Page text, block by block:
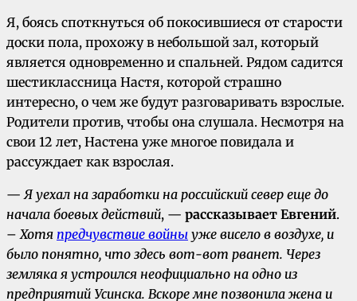
Я, боясь споткнуться об покосившиеся от старости
доски пола, прохожу в небольшой зал, который
является одновременно и спальней. Рядом садится
шестиклассница Настя, которой страшно
интересно, о чем же будут разговаривать взрослые.
Родители против, чтобы она слушала. Несмотря на
свои 12 лет, Настена уже многое повидала и
рассуждает как взрослая.
— Я уехал на заработки на российский север еще до
начала боевых действий, — рассказывает Евгений.
– Хотя предчувствие войны уже висело в воздухе, и
было понятно, что здесь вот-вот рванет. Через
земляка я устроился неофициально на одно из
предприятий Усинска. Вскоре мне позвонила жена и